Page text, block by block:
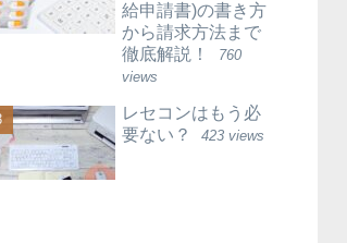
給申請書)の書き方
から請求方法まで
徹底解説！
760
views
レセコンはもう必
要ない？
423 views